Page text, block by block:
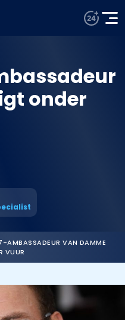
onder
AMBASSADEUR VAN DAMME
VUUR